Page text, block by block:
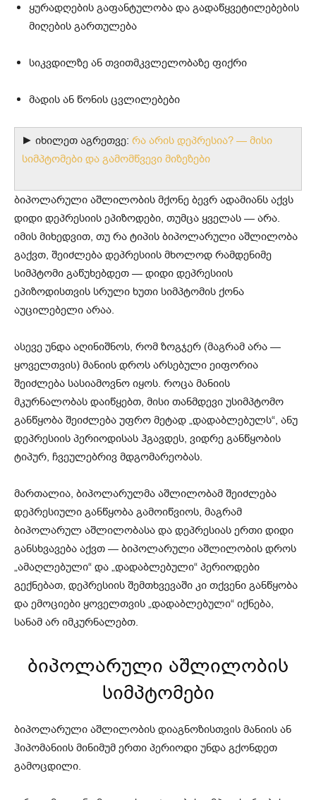
ყურადღების გაფანტულობა და გადაწყვეტილებების
მიღების გართულება
სიკვდილზე ან თვითმკვლელობაზე ფიქრი
მადის ან წონის ცვლილებები
► იხილეთ აგრეთვე: რა არის დეპრესია? — მისი
სიმპტომები და გამომწვევი მიზეზები
ბიპოლარული აშლილობის მქონე ბევრ ადამიანს აქვს
დიდი დეპრესიის ეპიზოდები, თუმცა ყველას — არა.
იმის მიხედვით, თუ რა ტიპის ბიპოლარული აშლილობა
გაქვთ, შეიძლება დეპრესიის მხოლოდ რამდენიმე
სიმპტომი გაწუხებდეთ — დიდი დეპრესიის
ეპიზოდისთვის სრული ხუთი სიმპტომის ქონა
აუცილებელი არაა.
ასევე უნდა აღინიშნოს, რომ ზოგჯერ (მაგრამ არა —
ყოველთვის) მანიის დროს არსებული ეიფორია
შეიძლება სასიამოვნო იყოს. როცა მანიის
მკურნალობას დაიწყებთ, მისი თანმდევი უსიმპტომო
განწყობა შეიძლება უფრო მეტად „დადაბლებულს“, ანუ
დეპრესიის პერიოდისას ჰგავდეს, ვიდრე განწყობის
ტიპურ, ჩვეულებრივ მდგომარეობას.
მართალია, ბიპოლარულმა აშლილობამ შეიძლება
დეპრესიული განწყობა გამოიწვიოს, მაგრამ
ბიპოლარულ აშლილობასა და დეპრესიას ერთი დიდი
განსხვავება აქვთ — ბიპოლარული აშლილობის დროს
„ამაღლებული“ და „დადაბლებული“ პერიოდები
გექნებათ, დეპრესიის შემთხვევაში კი თქვენი განწყობა
და ემოციები ყოველთვის „დადაბლებული“ იქნება,
სანამ არ იმკურნალებთ.
ბიპოლარული აშლილობის
სიმპტომები
ბიპოლარული აშლილობის დიაგნოზისთვის მანიის ან
ჰიპომანიის მინიმუმ ერთი პერიოდი უნდა გქონდეთ
გამოცდილი.